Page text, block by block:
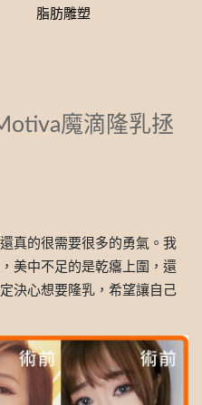
脂肪雕塑
魔滴隆乳拯
真的很需要很多的勇氣。我
美中不足的是乾癟上圍，還
決心想要隆乳，希望讓自己